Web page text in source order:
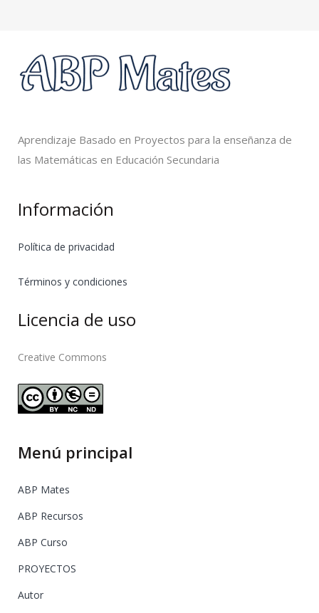
Aprendizaje Basado en Proyectos para la enseñanza de
las Matemáticas en Educación Secundaria
Información
Política de privacidad
Términos y condiciones
Licencia de uso
Creative Commons
Menú principal
ABP Mates
ABP Recursos
ABP Curso
PROYECTOS
Autor